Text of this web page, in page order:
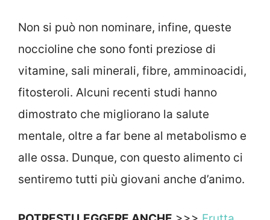
Non si può non nominare, infine, queste
noccioline che sono fonti preziose di
vitamine, sali minerali, fibre, amminoacidi,
fitosteroli. Alcuni recenti studi hanno
dimostrato che migliorano la salute
mentale, oltre a far bene al metabolismo e
alle ossa. Dunque, con questo alimento ci
sentiremo tutti più giovani anche d’animo.